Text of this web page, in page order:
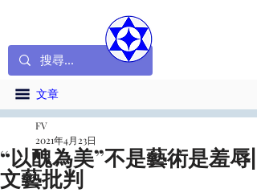
文章
“以醜為美”不是藝術是羞辱|
文藝批判
FV
2021年4月23日